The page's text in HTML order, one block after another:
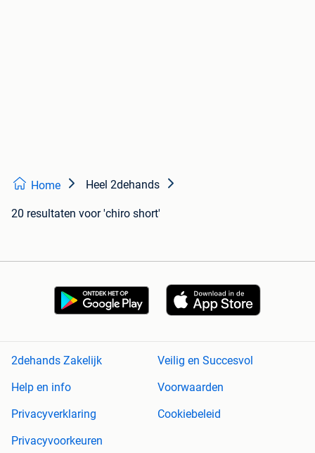
Home Heel 2dehands
20 resultaten voor 'chiro short'
2dehands Zakelijk
Veilig en Succesvol
Help en info
Voorwaarden
Privacyverklaring
Cookiebeleid
Privacyvoorkeuren